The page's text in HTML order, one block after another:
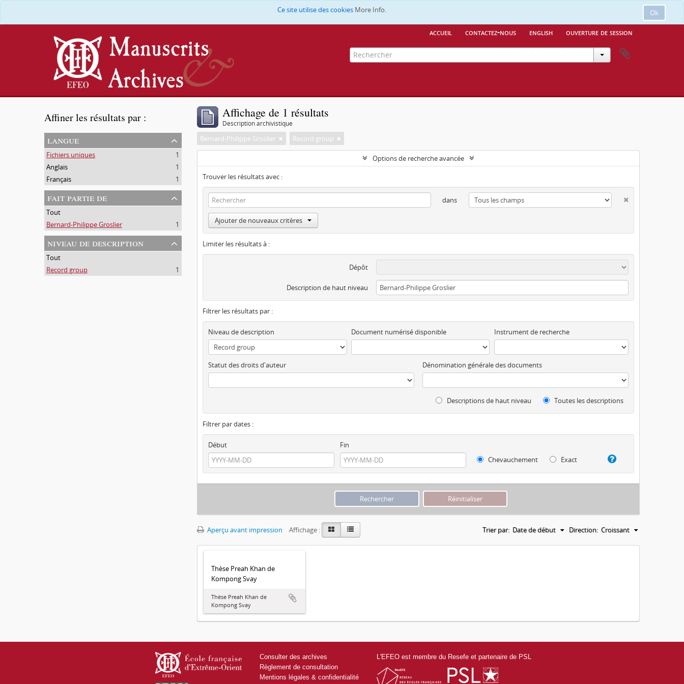
Ok
Ce site utilise des cookies More Info.
accueil contactez-nous english ouverture de session
Affiner les résultats par :
langue
Fichiers uniques
1
Anglais
1
Français
1
fait partie de
Tout
Bernard-Philippe Groslier
1
niveau de description
Tout
Record group
1
Affichage de 1 résultats
Description archivistique
Bernard-Philippe Groslier Record group
Options de recherche avancée
Trouver les résultats avec :
dans
Ajouter de nouveaux critères
Limiter les résultats à :
Dépôt
Description de haut niveau
Filtrer les résultats par :
Niveau de description Document numérisé disponible Instrument de recherche
Statut des droits d'auteur Dénomination générale des documents
Descriptions de haut niveau Toutes les descriptions
Filtrer par dates :
Début
Fin
Chevauchement
Exact
Aperçu avant impression Affichage : Trier par: Date de début Direction: Croissant
Thèse Preah Khan de
Kompong Svay
Thèse Preah Khan de
Kompong Svay
Consulter des archives
Règlement de consultation
Mentions légales & confidentialité
L'EFEO est membre du Resefe et partenaire de PSL